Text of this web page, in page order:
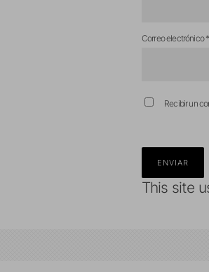
Correo electrónico*
Recibir un
This site